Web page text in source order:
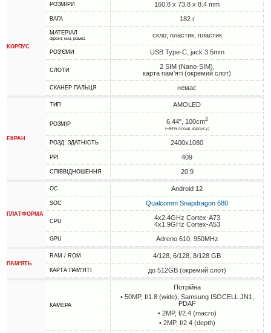
КОРПУС
РОЗМІРИ 160.8 x 73.8 x 8.4 mm
ВАГА 182 г
МАТЕРІАЛ
фронт, низ, рамка скло, пластик, пластик
РОЗ'ЄМИ USB Type-C, jack 3.5mm
СЛОТИ
2 SIM (Nano-SIM),
карта пам'яті (окремий слот)
СКАНЕР ПАЛЬЦЯ немає
ЕКРАН
ТИП AMOLED
РОЗМІР 6.44", 100cm2
(~84% площі корпусу)
РОЗД. ЗДАТНІСТЬ 2400x1080
PPI 409
СПІВВІДНОШЕННЯ 20:9
ПЛАТФОРМА
ОС Android 12
SOC Qualcomm Snapdragon 680
CPU
4x2.4GHz Cortex-A73
4x1.9GHz Cortex-A53
GPU Adreno 610, 950MHz
ПАМ'ЯТЬ
RAM / ROM 4/128, 6/128, 8/128 GB
КАРТА ПАМ'ЯТІ до 512GB (окремий слот)
КАМЕРА
Потрійна
• 50MP, f/1.8 (wide), Samsung ISOCELL JN1,
PDAF
• 2MP, f/2.4 (macro)
• 2MP, f/2.4 (depth)